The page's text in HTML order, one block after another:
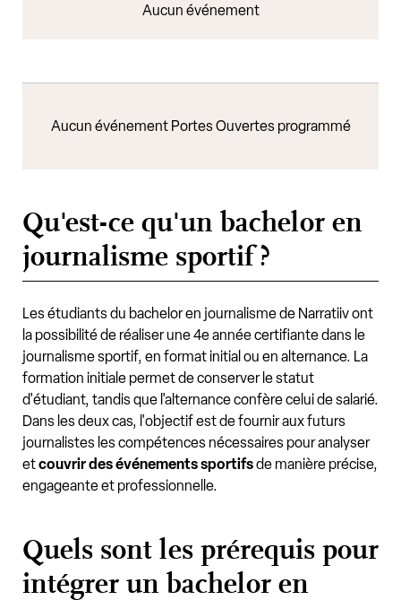
Aucun événement
Aucun événement Portes Ouvertes programmé
Qu'est-ce qu'un bachelor en
journalisme sportif ?
Les étudiants du bachelor en journalisme de Narratiiv ont
la possibilité de réaliser une 4e année certifiante dans le
journalisme sportif, en format initial ou en alternance. La
formation initiale permet de conserver le statut
d'étudiant, tandis que l'alternance confère celui de salarié.
Dans les deux cas, l'objectif est de fournir aux futurs
journalistes les compétences nécessaires pour analyser
etcouvrir des événements sportifsde manière précise,
engageante et professionnelle.
Quels sont les prérequis pour
intégrer un bachelor en